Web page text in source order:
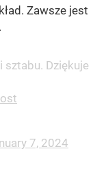
Zawsze jest
sztabu. Dziękuje
7, 2024